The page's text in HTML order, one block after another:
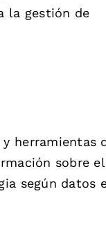
la gestión de
herramientas
sobre el
según datos